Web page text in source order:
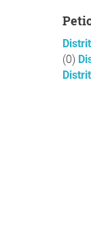
(0)